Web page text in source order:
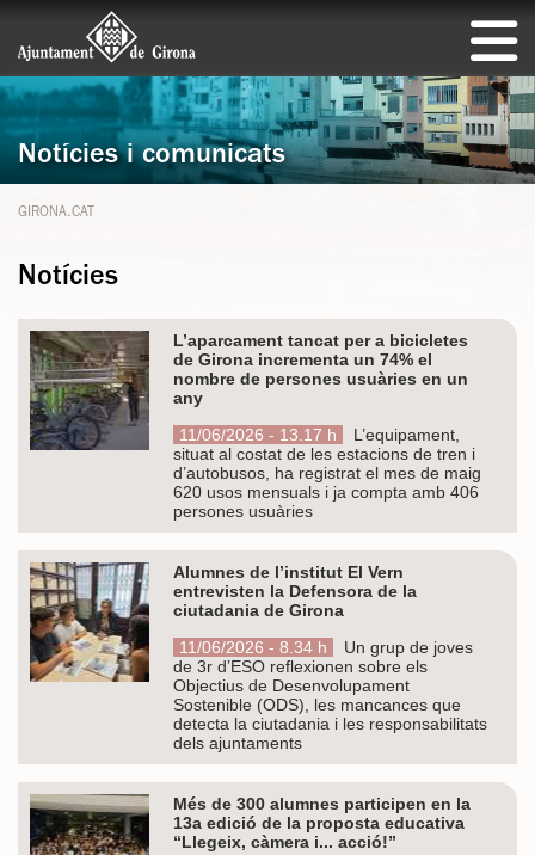
Notícies i comunicats
GIRONA.CAT
Notícies
L’aparcament tancat per a bicicletes
de Girona incrementa un 74% el
nombre de persones usuàries en un
any
11/06/2026 - 13.17 h
L’equipament,
situat al costat de les estacions de tren i
d’autobusos, ha registrat el mes de maig
620 usos mensuals i ja compta amb 406
persones usuàries
Alumnes de l’institut El Vern
entrevisten la Defensora de la
ciutadania de Girona
11/06/2026 - 8.34 h
Un grup de joves
de 3r d’ESO reflexionen sobre els
Objectius de Desenvolupament
Sostenible (ODS), les mancances que
detecta la ciutadania i les responsabilitats
dels ajuntaments
Més de 300 alumnes participen en la
13a edició de la proposta educativa
“Llegeix, càmera i... acció!”